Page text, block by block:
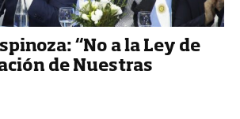
“No a la Ley de
de Nuestras